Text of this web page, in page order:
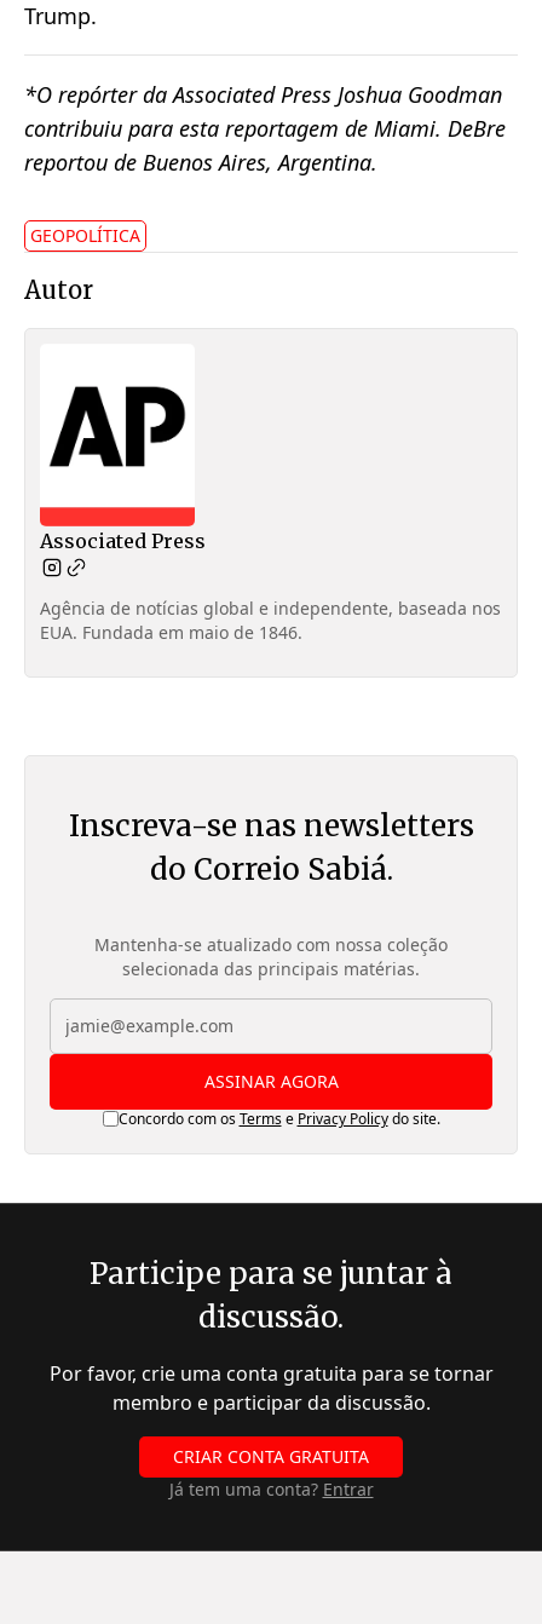
Trump.
*O repórter da Associated Press Joshua Goodman
contribuiu para esta reportagem de Miami. DeBre
reportou de Buenos Aires, Argentina.
GEOPOLÍTICA
Autor
Associated Press
Agência de notícias global e independente, baseada nos
EUA. Fundada em maio de 1846.
Inscreva-se nas newsletters
do Correio Sabiá.
Mantenha-se atualizado com nossa coleção
selecionada das principais matérias.
ASSINAR AGORA
Concordo com osTermse Privacy Policydo site.
Participe para se juntar à
discussão.
Por favor, crie uma conta gratuita para se tornar
membro e participar da discussão.
CRIAR CONTA GRATUITA
Já tem uma conta? Entrar